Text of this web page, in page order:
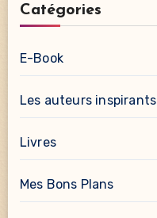
Catégories
E-Book
Les auteurs inspirants
Livres
Mes Bons Plans